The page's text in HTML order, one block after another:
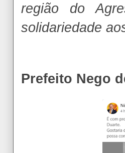
região do
solidariedade
Prefeito Nego